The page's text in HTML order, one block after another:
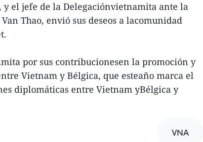
el jefe de la Delegaciónvietnamita ante la
Thao, envió sus deseos a lacomunidad
por sus contribucionesen la promoción y
Vietnam y Bélgica, que esteaño marca el
diplomáticas entre Vietnam yBélgica y
VNA